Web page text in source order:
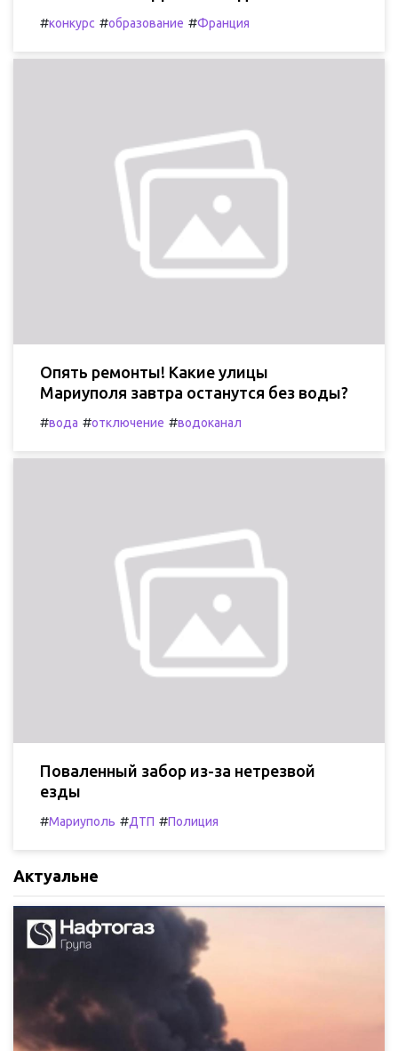
#конкурс #образование #Франция
Опять ремонты! Какие улицы
Мариуполя завтра останутся без воды?
#вода #отключение #водоканал
Поваленный забор из-за нетрезвой
езды
#Мариуполь #ДТП #Полиция
Актуальне